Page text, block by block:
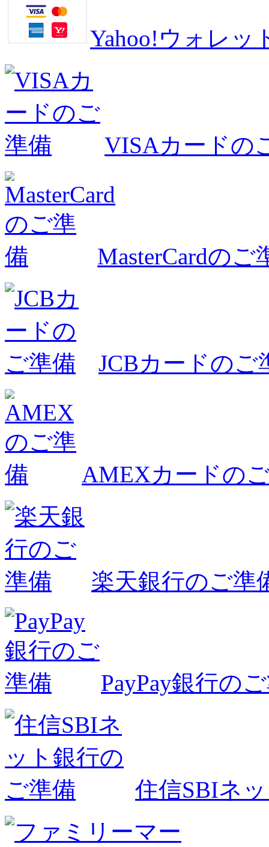
Yahoo!ウォレッ
VISAカードの
MasterCardのご
JCBカードのご
AMEXカードの
楽天銀行のご準
PayPay銀行の
住信SBIネ